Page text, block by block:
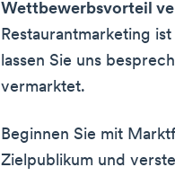
Wettbewerbsvorteil
Restaurantmarketing
lassen Sie uns
vermarktet.
Beginnen Sie mit
Zielpublikum und